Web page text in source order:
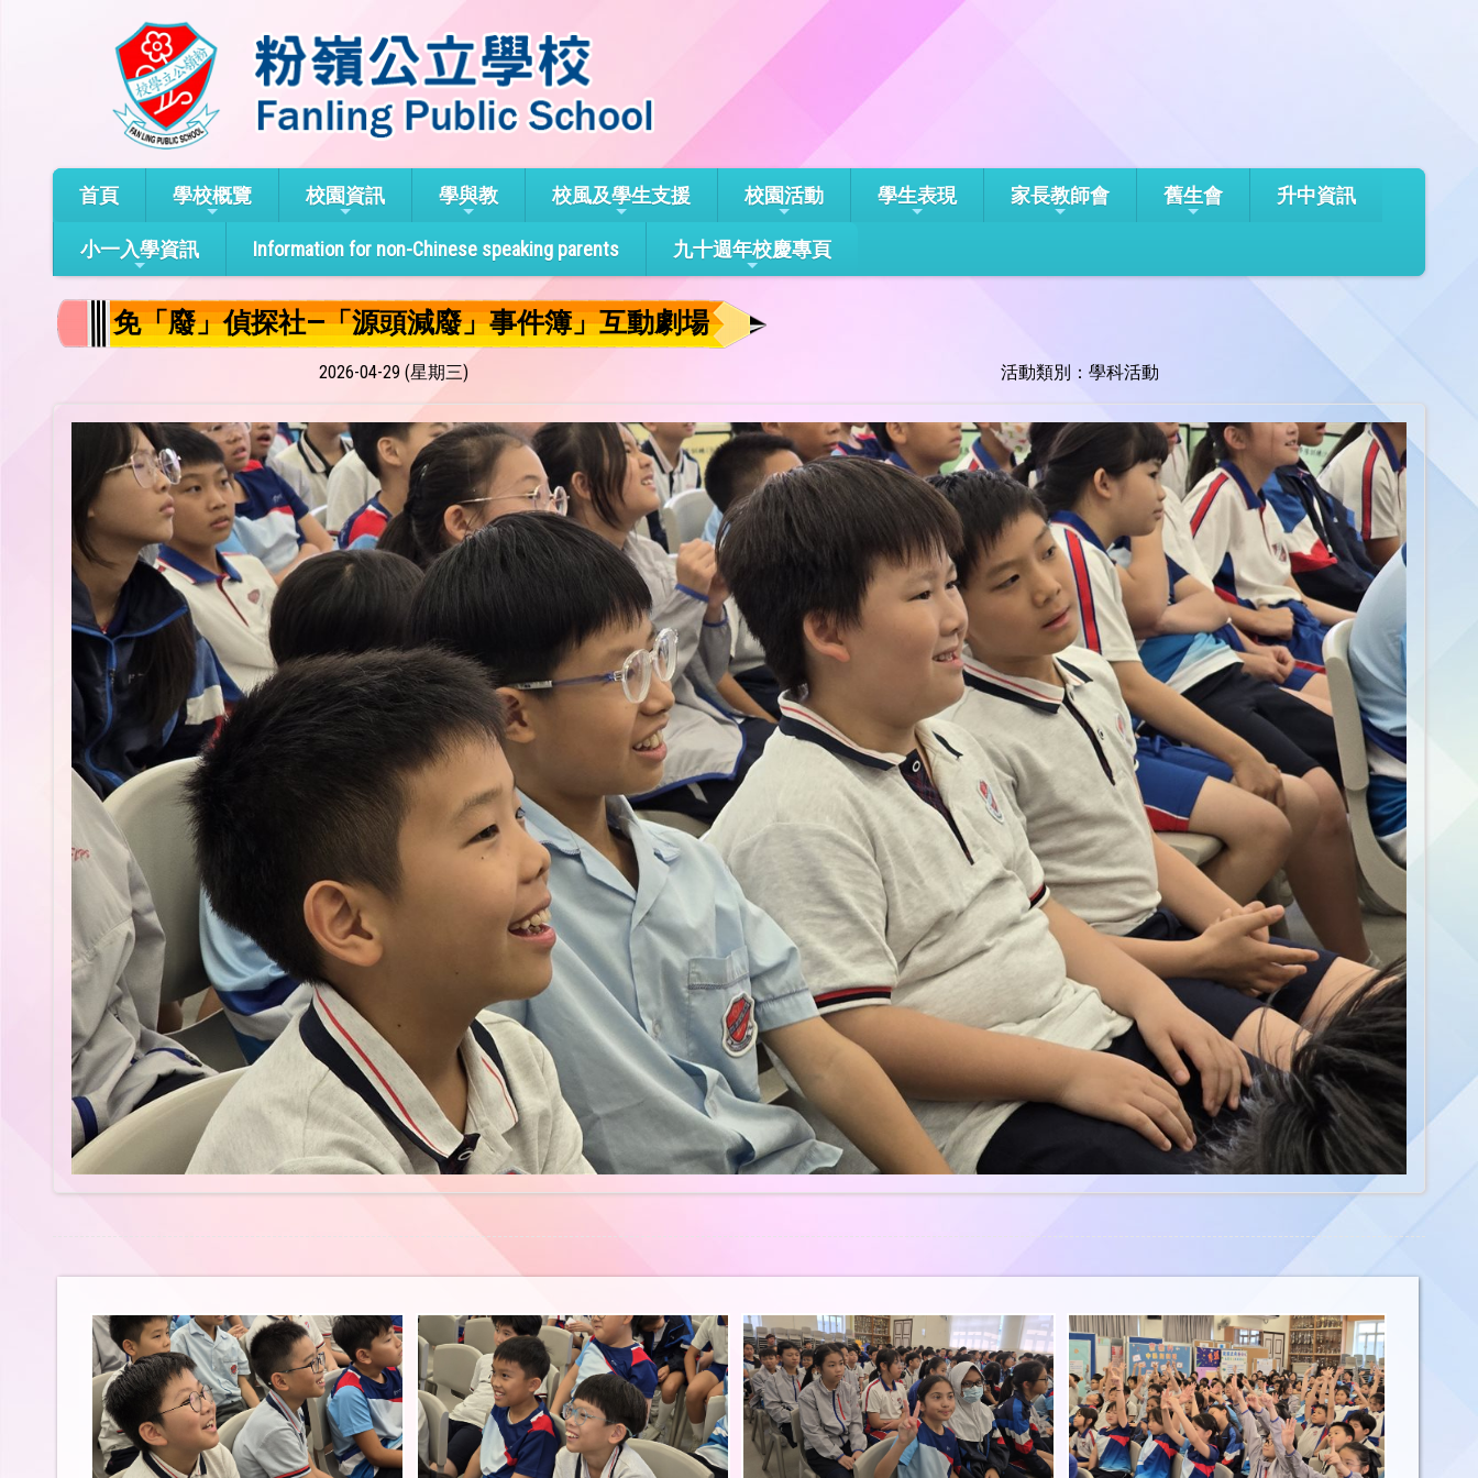
首頁 學校概覽 校園資訊 學與教 校風及學生支援 校園活動 學生表現 家長教師會 舊生會 升中資訊
小一入學資訊 Information for non-Chinese speaking parents 九十週年校慶專頁
免「廢」偵探社—「源頭減廢」事件簿」互動劇場
2026-04-29 (星期三) 活動類別：學科活動